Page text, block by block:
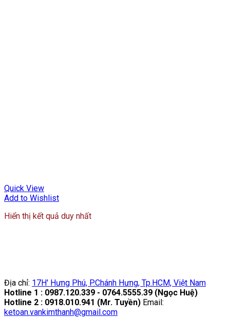
Quick View
Add to Wishlist
Hiển thị kết quả duy nhất
Địa chỉ: 17H' Hưng Phú, P.Chánh Hưng, Tp.HCM, Việt Nam
Hotline 1 : 0987.120.339 - 0764.5555.39 (Ngọc Huệ)
Hotline 2 : 0918.010.941 (Mr. Tuyền) Email:
ketoan.vankimthanh@gmail.com